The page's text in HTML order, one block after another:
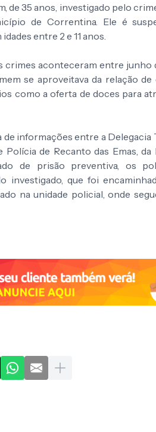
de 35 anos, investigado pelo
de Correntina. Ele é
entre 2 e 11 anos.
crimes aconteceram entre junho
se aproveitava da relação
como a oferta de doces para
informações entre a
de Recanto das Emas,
de prisão preventiva, os
investigado, que foi
na unidade policial, onde